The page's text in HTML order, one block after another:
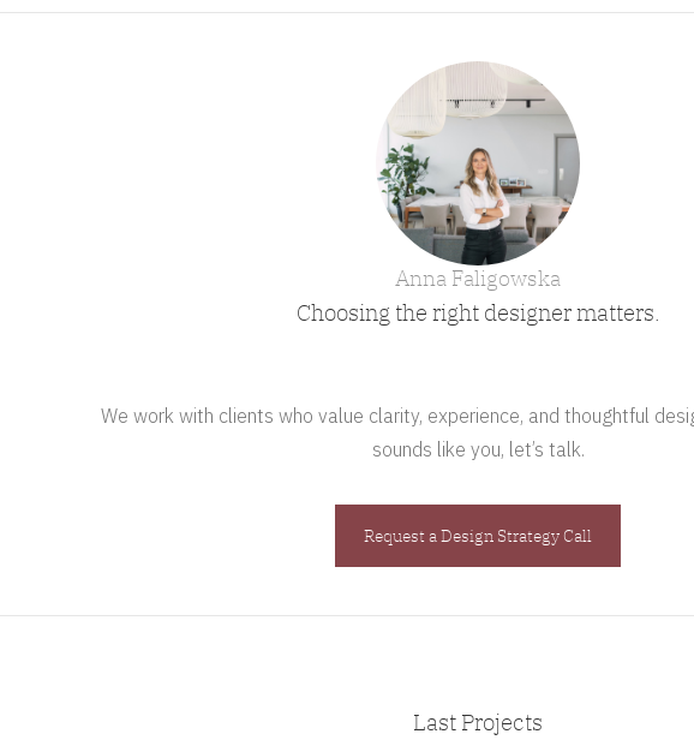
Anna Faligowska
Choosing the right designer matters.
We work with clients who value clarity, experience, and thoughtful
sounds like you, let’s talk.
Request a Design Strategy Call
Last Projects